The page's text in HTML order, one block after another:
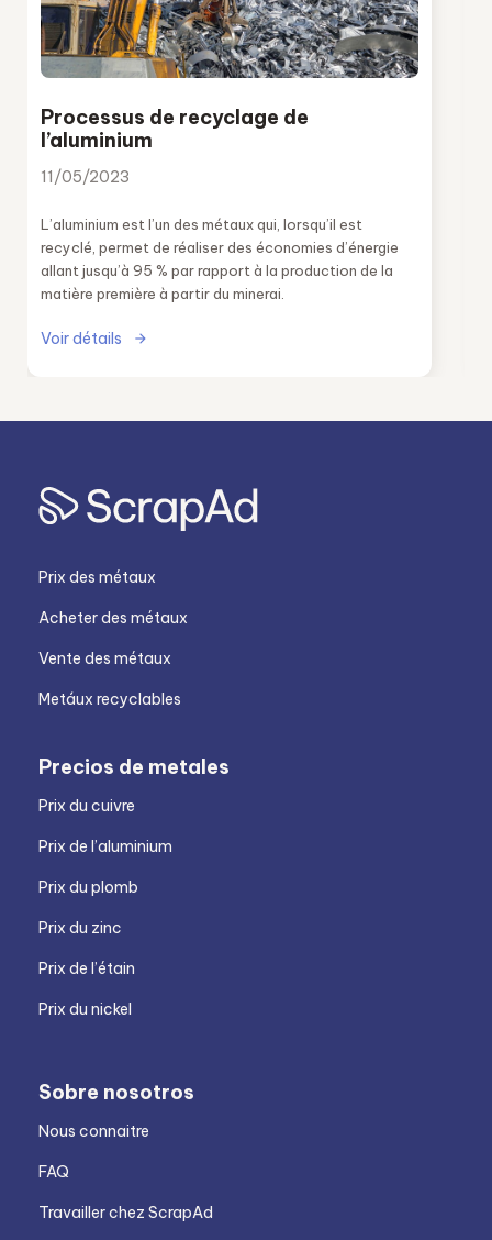
Processus de recyclage de
l’aluminium
11/05/2023
L’aluminium est l’un des métaux qui, lorsqu’il est
recyclé, permet de réaliser des économies d’énergie
allant jusqu’à 95 % par rapport à la production de la
matière première à partir du minerai.
Voir détails
Prix des métaux
Acheter des métaux
Vente des métaux
Metáux recyclables
Precios de metales
Prix du cuivre
Prix de l’aluminium
Prix du plomb
Prix du zinc
Prix de l’étain
Prix du nickel
Sobre nosotros
Nous connaitre
FAQ
Travailler chez ScrapAd